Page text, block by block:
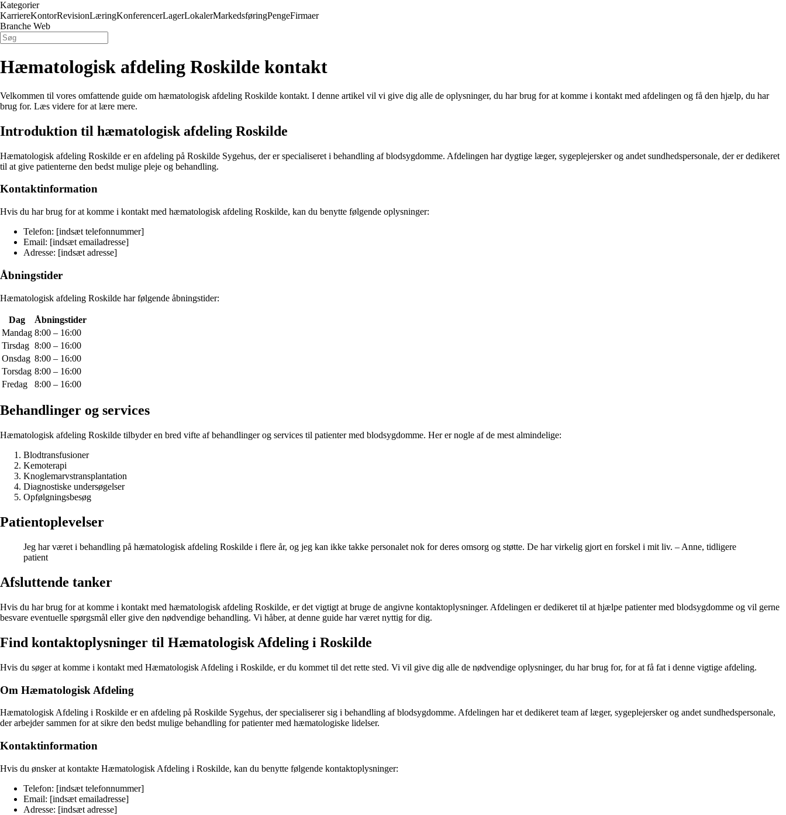
Kategorier
KarriereKontorRevisionLæringKonferencerLagerLokalerMarkedsføringPengeFirmaer
Branche Web
Hæmatologisk afdeling Roskilde kontakt
Velkommen til vores omfattende guide om hæmatologisk afdeling Roskilde kontakt. I denne artikel vil vi give dig alle de oplysninger, du har brug for at komme i kontakt med afdelingen og få den hjælp, du har
brug for. Læs videre for at lære mere.
Introduktion til hæmatologisk afdeling Roskilde
Hæmatologisk afdeling Roskilde er en afdeling på Roskilde Sygehus, der er specialiseret i behandling af blodsygdomme. Afdelingen har dygtige læger, sygeplejersker og andet sundhedspersonale, der er dedikeret
til at give patienterne den bedst mulige pleje og behandling.
Kontaktinformation
Hvis du har brug for at komme i kontakt med hæmatologisk afdeling Roskilde, kan du benytte følgende oplysninger:
Telefon: [indsæt telefonnummer]
Email: [indsæt emailadresse]
Adresse: [indsæt adresse]
Åbningstider
Hæmatologisk afdeling Roskilde har følgende åbningstider:
Dag
Åbningstider
Mandag 8:00 – 16:00
Tirsdag 8:00 – 16:00
Onsdag 8:00 – 16:00
Torsdag 8:00 – 16:00
Fredag
8:00 – 16:00
Behandlinger og services
Hæmatologisk afdeling Roskilde tilbyder en bred vifte af behandlinger og services til patienter med blodsygdomme. Her er nogle af de mest almindelige:
Blodtransfusioner
Kemoterapi
Knoglemarvstransplantation
Diagnostiske undersøgelser
Opfølgningsbesøg
Patientoplevelser
Jeg har været i behandling på hæmatologisk afdeling Roskilde i flere år, og jeg kan ikke takke personalet nok for deres omsorg og støtte. De har virkelig gjort en forskel i mit liv. – Anne, tidligere
patient
Afsluttende tanker
Hvis du har brug for at komme i kontakt med hæmatologisk afdeling Roskilde, er det vigtigt at bruge de angivne kontaktoplysninger. Afdelingen er dedikeret til at hjælpe patienter med blodsygdomme og vil gerne
besvare eventuelle spørgsmål eller give den nødvendige behandling. Vi håber, at denne guide har været nyttig for dig.
Find kontaktoplysninger til Hæmatologisk Afdeling i Roskilde
Hvis du søger at komme i kontakt med Hæmatologisk Afdeling i Roskilde, er du kommet til det rette sted. Vi vil give dig alle de nødvendige oplysninger, du har brug for, for at få fat i denne vigtige afdeling.
Om Hæmatologisk Afdeling
Hæmatologisk Afdeling i Roskilde er en afdeling på Roskilde Sygehus, der specialiserer sig i behandling af blodsygdomme. Afdelingen har et dedikeret team af læger, sygeplejersker og andet sundhedspersonale,
der arbejder sammen for at sikre den bedst mulige behandling for patienter med hæmatologiske lidelser.
Kontaktinformation
Hvis du ønsker at kontakte Hæmatologisk Afdeling i Roskilde, kan du benytte følgende kontaktoplysninger:
Telefon: [indsæt telefonnummer]
Email: [indsæt emailadresse]
Adresse: [indsæt adresse]